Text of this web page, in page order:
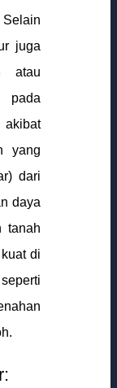
juga
atau
pada
akibat
yang
dari
daya
tanah
di